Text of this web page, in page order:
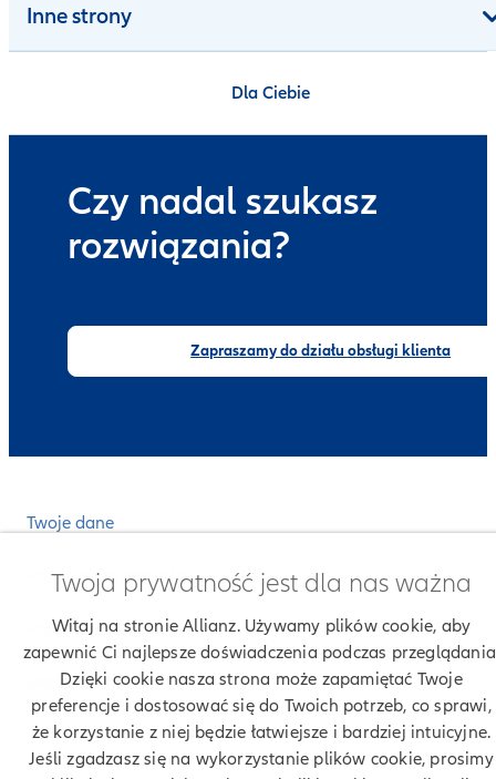
Inne strony
Czy nadal szukasz
rozwiązania?
Zapraszamy do działu obsługi klienta
Twoje dane
Polityka prywatności
Polityka cookies
Bezpieczeństwo
Zastrzeżenia prawne
Dla Ciebie
Twoja prywatność jest dla nas ważna
Witaj na stronie Allianz. Używamy plików cookie, aby
zapewnić Ci najlepsze doświadczenia podczas
Dzięki cookie nasza strona może zapamiętać Twoje
preferencje i dostosować się do Twoich potrzeb, co sprawi,
że korzystanie z niej będzie łatwiejsze i bardziej intuicyjne.
Jeśli zgadzasz się na wykorzystanie plików cookie, prosimy